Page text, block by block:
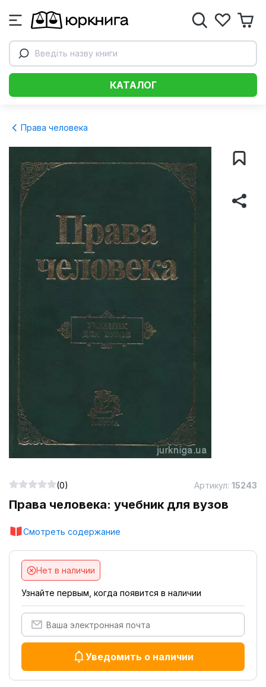
Введіть назву книги
КАТАЛОГ
Права человека
Права человека: учебник для вузов
Смотреть содержание
(0) Артикул: 15243
Нет в наличии
Узнайте первым, когда появится в наличии
Уведомить о наличии